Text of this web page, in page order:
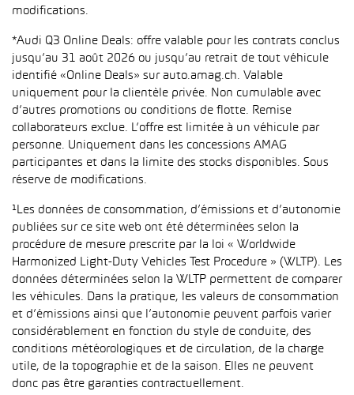
modifications.
*Audi Q3 Online Deals: offre valable pour les contrats conclus
jusqu’au 31 août 2026 ou jusqu’au retrait de tout véhicule
identifié «Online Deals» sur auto.amag.ch. Valable
uniquement pour la clientèle privée. Non cumulable avec
d’autres promotions ou conditions de flotte. Remise
collaborateurs exclue. L’offre est limitée à un véhicule par
personne. Uniquement dans les concessions AMAG
participantes et dans la limite des stocks disponibles. Sous
réserve de modifications.
¹Les données de consommation, d’émissions et d’autonomie
publiées sur ce site web ont été déterminées selon la
procédure de mesure prescrite par la loi « Worldwide
Harmonized Light-Duty Vehicles Test Procedure » (WLTP). Les
données déterminées selon la WLTP permettent de comparer
les véhicules. Dans la pratique, les valeurs de consommation
et d’émissions ainsi que l’autonomie peuvent parfois varier
considérablement en fonction du style de conduite, des
conditions météorologiques et de circulation, de la charge
utile, de la topographie et de la saison. Elles ne peuvent
donc pas être garanties contractuellement.